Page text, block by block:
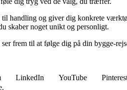
handling og giver dig konkrete
skaber noget unikt og personligt.
frem til at følge dig på din bygge-
LinkedIn YouTube